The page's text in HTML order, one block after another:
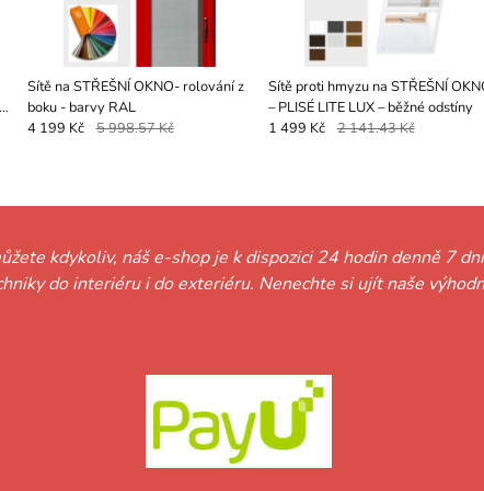
Sítě na STŘEŠNÍ OKNO- rolování z
boku - barvy RAL
4 199 Kč 5 998.57 Kč
Sítě proti hmyzu na STŘEŠNÍ
– PLISÉ LITE LUX – běžné odstíny
1 499 Kč 2 141.43 Kč
kdykoliv, náš e-shop je k dispozici 24 hodin denně 7
do interiéru i do exteriéru. Nenechte si ujít naše